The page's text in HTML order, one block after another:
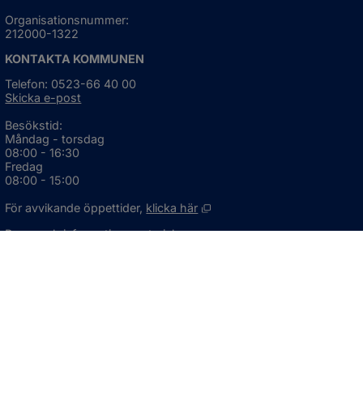
Organisationsnummer:
212000-1322
KONTAKTA KOMMUNEN
Telefon: 0523-66 40 00
Skicka e-post
Besökstid:
Måndag - torsdag
08:00 - 16:30
Fredag
08:00 - 15:00
För avvikande öppettider, klicka här
Öppnas i nytt fönster.
Press och informationsmaterial